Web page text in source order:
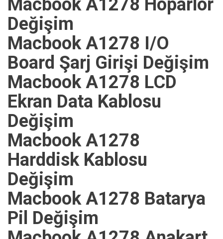
Macbook A1278 Hoparlör
Değişim
Macbook A1278 I/O
Board Şarj Girişi Değişim
Macbook A1278 LCD
Ekran Data Kablosu
Değişim
Macbook A1278
Harddisk Kablosu
Değişim
Macbook A1278 Batarya
Pil Değişim